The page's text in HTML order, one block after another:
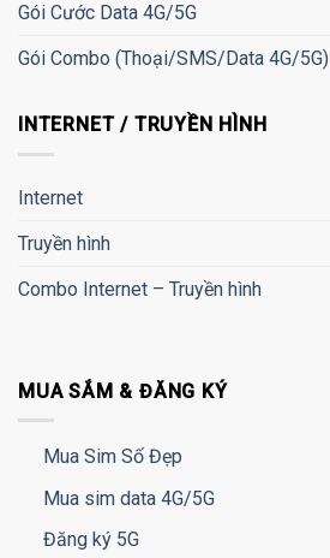
Gói Cước Data 4G/5G
Gói Combo (Thoại/SMS/Data 4G/5G)
INTERNET / TRUYỀN HÌNH
Internet
Truyền hình
Combo Internet – Truyền hình
MUA SẮM & ĐĂNG KÝ
Mua Sim Số Đẹp
Mua sim data 4G/5G
Đăng ký 5G